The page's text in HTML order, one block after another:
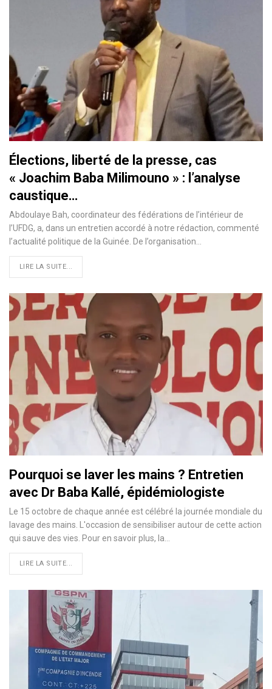
Élections, liberté de la presse, cas
« Joachim Baba Milimouno » : l’analyse
caustique…
Abdoulaye Bah, coordinateur des fédérations de l’intérieur de
l’UFDG, a, dans un entretien accordé à notre rédaction, commenté
l’actualité politique de la Guinée. De l’organisation…
LIRE LA SUITE...
Pourquoi se laver les mains ? Entretien
avec Dr Baba Kallé, épidémiologiste
Le 15 octobre de chaque année est célébré la journée mondiale du
lavage des mains. L'occasion de sensibiliser autour de cette action
qui sauve des vies. Pour en savoir plus, la…
LIRE LA SUITE...